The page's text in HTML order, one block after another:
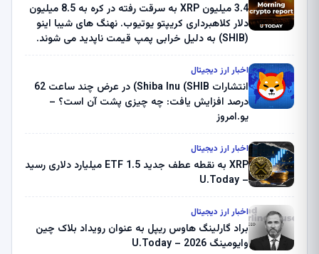
3.4 میلیون XRP به سرقت رفته در کره به 8.5 میلیون
دلار کلاهبرداری کریپتو یوتیوب. نهنگ های شیبا اینو
(SHIB) به دلیل خرابی پمپ قیمت ناپدید می شوند.
ثبت کرد – گزارش کریپتو صبح – U.Today
اخبار ارز دیجیتال
انتشارات Shiba Inu (SHIB) در عرض چند ساعت 62
درصد افزایش یافت: چه چیزی پشت آن است؟ –
یو.امروز
اخبار ارز دیجیتال
XRP به نقطه عطف جدید ETF 1.5 میلیارد دلاری رسید
– U.Today
اخبار ارز دیجیتال
براد گارلینگ هاوس ریپل به عنوان رویداد بلاک چین
وایومینگ 2026 – U.Today